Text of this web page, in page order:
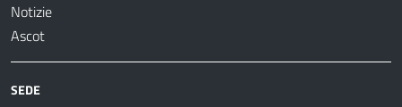
Notizie
Ascot
SEDE